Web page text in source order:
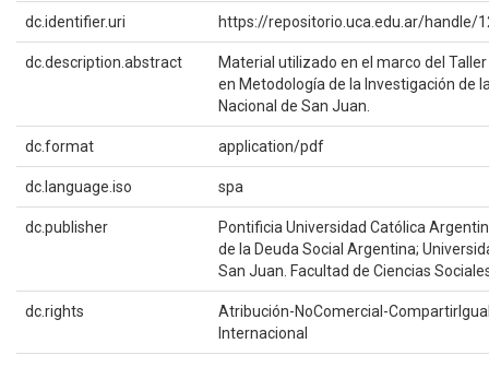
dc.identifier.uri https://repositorio.uca.edu.ar/handle/
dc.description.abstract
Material utilizado en el marco del
en Metodología de la Investigación de
Nacional de San Juan.
dc.format application/pdf
dc.language.iso spa
dc.publisher
Pontificia Universidad Católica
de la Deuda Social Argentina;
San Juan. Facultad de Ciencias
dc.rights
Atribución-NoComercial-
Internacional